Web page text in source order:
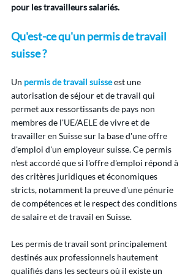
pour les travailleurs salariés.
Qu'est-ce qu'un permis de travail
suisse ?
Un permis de travail suisse est une
autorisation de séjour et de travail qui
permet aux ressortissants de pays non
membres de l'UE/AELE de vivre et de
travailler en Suisse sur la base d'une offre
d'emploi d'un employeur suisse. Ce permis
n'est accordé que si l'offre d'emploi répond à
des critères juridiques et économiques
stricts, notamment la preuve d'une pénurie
de compétences et le respect des conditions
de salaire et de travail en Suisse.
Les permis de travail sont principalement
destinés aux professionnels hautement
qualifiés dans les secteurs où il existe un